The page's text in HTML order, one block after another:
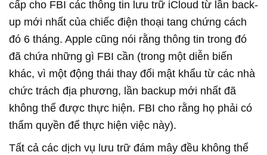
cấp cho FBI các thông tin lưu trữ iCloud từ lần back-
up mới nhất của chiếc điện thoại tang chứng cách
đó 6 tháng. Apple cũng nói rằng thông tin trong đó
đã chứa những gì FBI cần (trong một diễn biến
khác, vì một động thái thay đổi mật khẩu từ các nhà
chức trách địa phương, lần backup mới nhất đã
không thể được thực hiện. FBI cho rằng họ phải có
thẩm quyền để thực hiện việc này).
Tất cả các dịch vụ lưu trữ đám mây đều không thể